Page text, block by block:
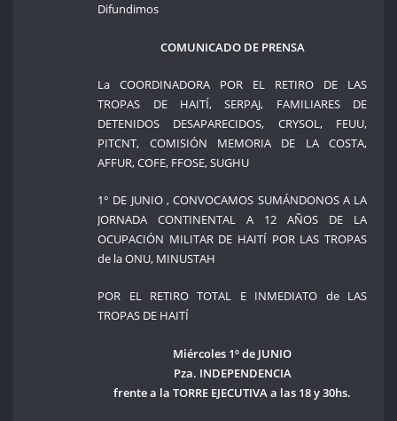
Difundimos
COMUNICADO DE PRENSA
La COORDINADORA POR EL RETIRO DE LAS
TROPAS DE HAITÍ, SERPAJ, FAMILIARES DE
DETENIDOS DESAPARECIDOS, CRYSOL, FEUU,
PITCNT, COMISIÓN MEMORIA DE LA COSTA,
AFFUR, COFE, FFOSE, SUGHU
1° DE JUNIO , CONVOCAMOS SUMÁNDONOS A LA
JORNADA CONTINENTAL A 12 AÑOS DE LA
OCUPACIÓN MILITAR DE HAITÍ POR LAS TROPAS
de la ONU, MINUSTAH
POR EL RETIRO TOTAL E INMEDIATO de LAS
TROPAS DE HAITÍ
Miércoles 1º de JUNIO
Pza. INDEPENDENCIA
frente a la TORRE EJECUTIVA a las 18 y 30hs.